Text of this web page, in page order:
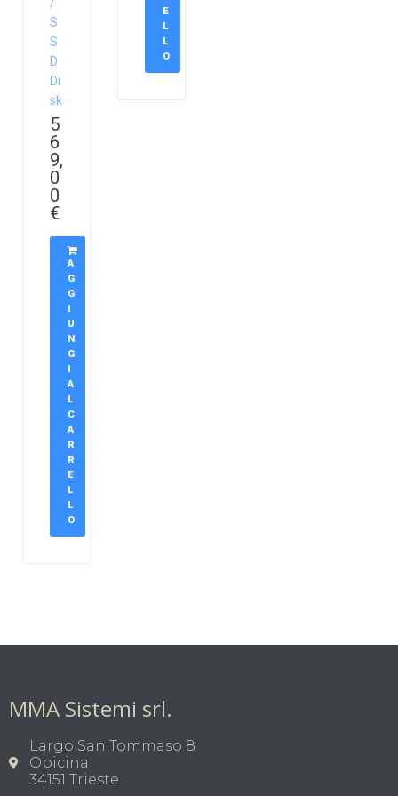
/
S
S
D
Di
sk
5
6
9,
0
0
€
A
G
G
U
N
G
A
L
C
A
R
R
E
L
L
O
E
L
L
O
MMA Sistemi srl.
Largo San Tommaso 8
Opicina
34151 Trieste